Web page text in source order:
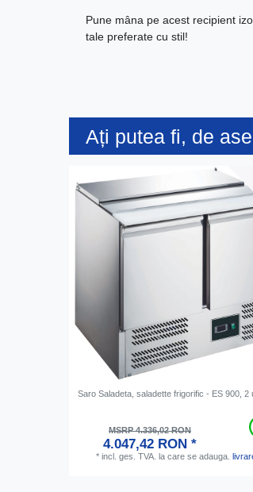
Pune mâna pe acest recipient
tale preferate cu stil!
Ați putea fi, de
Saro Saladeta, saladette frigorific - ES 900, 2
MSRP 4.336,02 RON
4.047,42 RON *
* incl. ges. TVA. la care se adauga.